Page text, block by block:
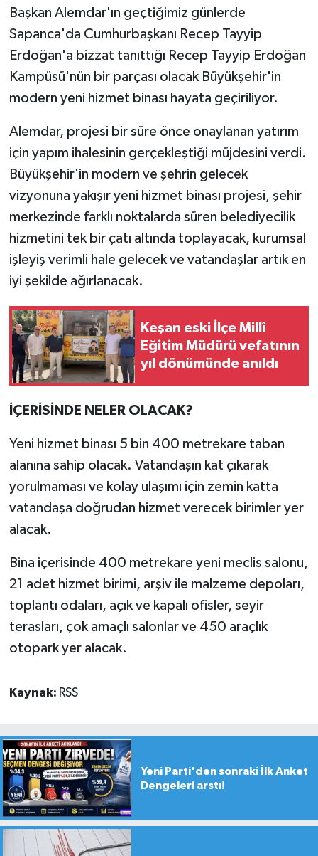
Başkan Alemdar'ın geçtiğimiz günlerde
Sapanca'da Cumhurbaşkanı Recep Tayyip
Erdoğan'a bizzat tanıttığı Recep Tayyip Erdoğan
Kampüsü'nün bir parçası olacak Büyükşehir'in
modern yeni hizmet binası hayata geçiriliyor.
Alemdar, projesi bir süre önce onaylanan yatırım
için yapım ihalesinin gerçekleştiği müjdesini verdi.
Büyükşehir'in modern ve şehrin gelecek
vizyonuna yakışır yeni hizmet binası projesi, şehir
merkezinde farklı noktalarda süren belediyecilik
hizmetini tek bir çatı altında toplayacak, kurumsal
işleyiş verimli hale gelecek ve vatandaşlar artık en
iyi şekilde ağırlanacak.
Keşan eski İlçe Millî
Eğitim Müdürü vefatının
yıl dönümünde anıldı
İÇERİSİNDE NELER OLACAK?
Yeni hizmet binası 5 bin 400 metrekare taban
alanına sahip olacak. Vatandaşın kat çıkarak
yorulmaması ve kolay ulaşımı için zemin katta
vatandaşa doğrudan hizmet verecek birimler yer
alacak.
Bina içerisinde 400 metrekare yeni meclis salonu,
21 adet hizmet birimi, arşiv ile malzeme depoları,
toplantı odaları, açık ve kapalı ofisler, seyir
terasları, çok amaçlı salonlar ve 450 araçlık
otopark yer alacak.
Kaynak: RSS
Yeni Parti'den sonraki İlk Anket
Dengeleri arstı!